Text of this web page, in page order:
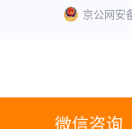
微信咨询
京公网安